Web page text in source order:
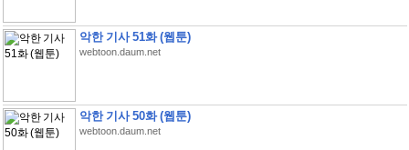
악한 기사 51화 (웹툰)
webtoon.daum.net
악한 기사 50화 (웹툰)
webtoon.daum.net